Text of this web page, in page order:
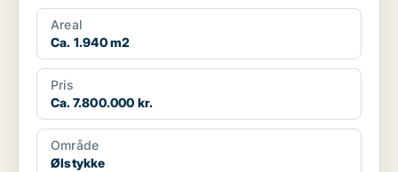
Areal
Ca. 1.940 m2
Pris
Ca. 7.800.000 kr.
Område
Ølstykke